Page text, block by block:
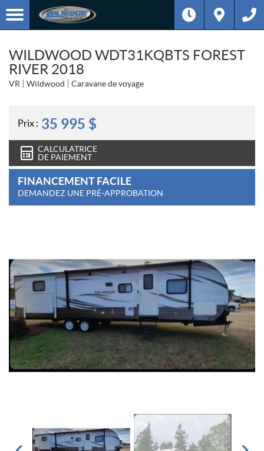
WILDWOOD WDT31KQBTS FOREST
RIVER 2018
VR Wildwood Caravane de voyage
Prix : 35 995 $
CALCULATRICE
DE PAIEMENT
FINANCEMENT FACILE
DEMANDEZ UNE PRÉ-APPROBATION